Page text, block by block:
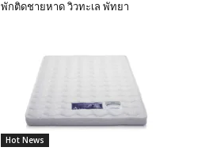
พักติดชายหาด วิวทะเล พัทยา
Hot News